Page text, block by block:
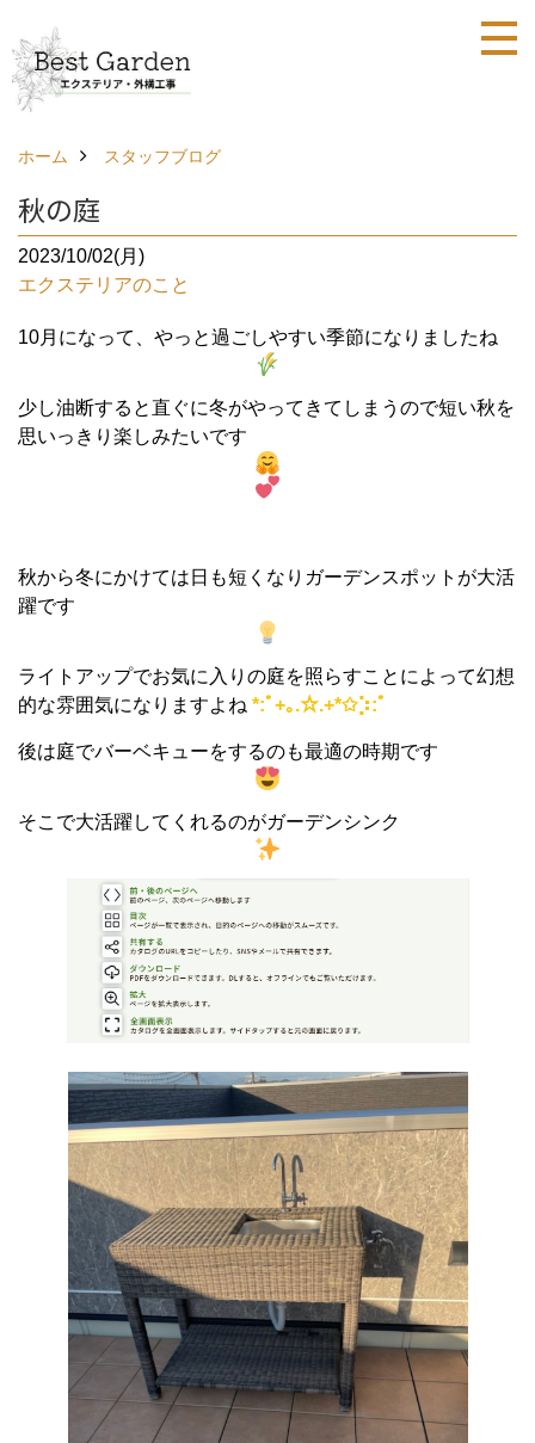
ホーム スタッフブログ
秋の庭
2023/10/02(月)
エクステリアのこと
10月になって、やっと過ごしやすい季節になりましたね
少し油断すると直ぐに冬がやってきてしまうので短い秋を
思いっきり楽しみたいです
秋から冬にかけては日も短くなりガーデンスポットが大活
躍です
ライトアップでお気に入りの庭を照らすことによって幻想
的な雰囲気になりますよね *:ﾟ+｡.☆.+*✩⡱:ﾟ
後は庭でバーベキューをするのも最適の時期です
そこで大活躍してくれるのがガーデンシンク